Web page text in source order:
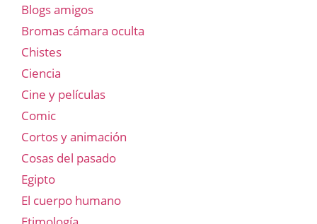
Blogs amigos
Bromas cámara oculta
Chistes
Ciencia
Cine y películas
Comic
Cortos y animación
Cosas del pasado
Egipto
El cuerpo humano